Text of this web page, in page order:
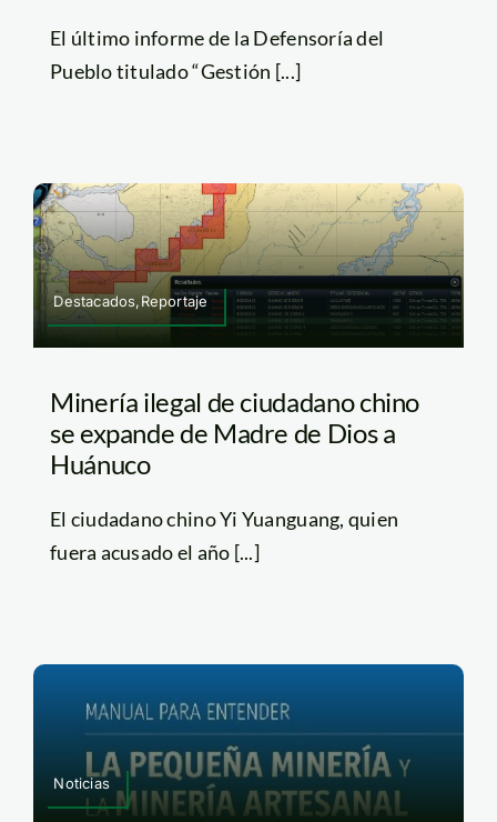
El último informe de la Defensoría del
Pueblo titulado “Gestión [...]
Destacados,Reportaje
Minería ilegal de ciudadano chino
se expande de Madre de Dios a
Huánuco
El ciudadano chino Yi Yuanguang, quien
fuera acusado el año [...]
Noticias